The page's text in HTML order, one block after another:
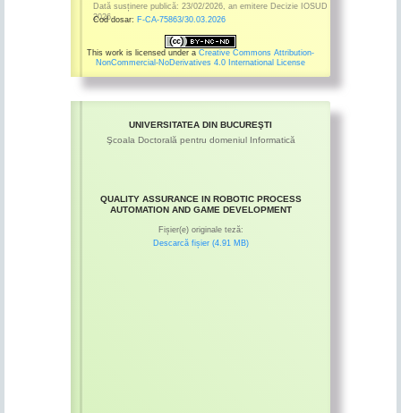
Dată susținere publică: 23/02/2026, an emitere Decizie IOSUD
2026
Cod dosar: F-CA-75863/30.03.2026
This work is licensed under a Creative Commons Attribution-
NonCommercial-NoDerivatives 4.0 International License
UNIVERSITATEA DIN BUCUREŞTI
Şcoala Doctorală pentru domeniul Informatică
QUALITY ASSURANCE IN ROBOTIC PROCESS
AUTOMATION AND GAME DEVELOPMENT
Fișier(e) originale teză:
Descarcă fișier (4.91 MB)